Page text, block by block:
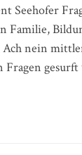
Seehofer
Familie,
Ach nein
Fragen